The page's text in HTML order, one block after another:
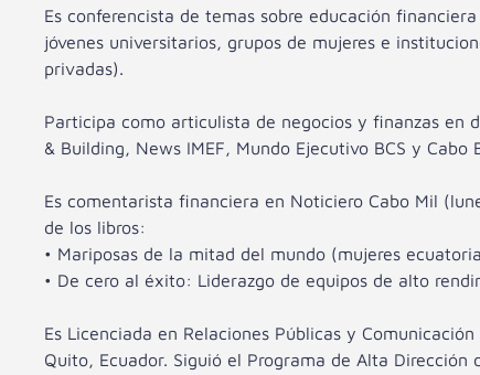
Es conferencista de temas sobre educación
jóvenes universitarios, grupos de mujeres e
privadas).
Participa como articulista de negocios y finanzas en
& Building, News IMEF, Mundo Ejecutivo BCS y Cabo
Es comentarista financiera en Noticiero Cabo Mil
de los libros:
• Mariposas de la mitad del mundo (mujeres
• De cero al éxito: Liderazgo de equipos de alto
Es Licenciada en Relaciones Públicas y
Quito, Ecuador. Siguió el Programa de Alta Dirección